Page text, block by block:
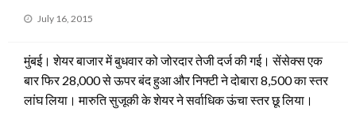
Posted
July 16, 2015
मुंबई। शेयर बाजार में बुधवार को जोरदार तेजी दर्ज की गई। सेंसेक्स एक
बार फिर 28,000 से ऊपर बंद हुआ और निफ्टी ने दोबारा 8,500 का स्तर
लांघ लिया। मारुति सुजूकी के शेयर ने सर्वाधिक ऊंचा स्तर छू लिया।